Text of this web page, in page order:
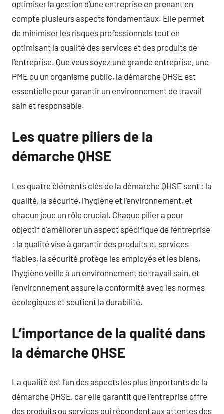
optimiser la gestion d’une entreprise en prenant en
compte plusieurs aspects fondamentaux. Elle permet
de minimiser les risques professionnels tout en
optimisant la qualité des services et des produits de
l’entreprise. Que vous soyez une grande entreprise, une
PME ou un organisme public, la démarche QHSE est
essentielle pour garantir un environnement de travail
sain et responsable.
Les quatre piliers de la
démarche QHSE
Les quatre éléments clés de la démarche QHSE sont : la
qualité, la sécurité, l’hygiène et l’environnement, et
chacun joue un rôle crucial. Chaque pilier a pour
objectif d’améliorer un aspect spécifique de l’entreprise
: la qualité vise à garantir des produits et services
fiables, la sécurité protège les employés et les biens,
l’hygiène veille à un environnement de travail sain, et
l’environnement assure la conformité avec les normes
écologiques et soutient la durabilité.
L’importance de la qualité dans
la démarche QHSE
La qualité est l’un des aspects les plus importants de la
démarche QHSE, car elle garantit que l’entreprise offre
des produits ou services qui répondent aux attentes des